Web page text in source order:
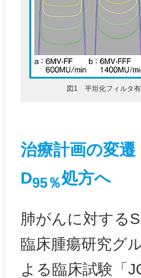
図1 平坦化フィルタ
治療計画の変
D95％処方へ
肺がんに対する
臨床腫瘍研究グ
よる臨床試験「